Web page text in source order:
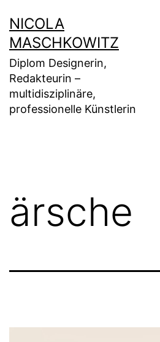
Inhalt
springen
NICOLA
MASCHKOWITZ
Diplom Designerin,
Redakteurin –
multidisziplinäre,
professionelle Künstlerin
ärsche